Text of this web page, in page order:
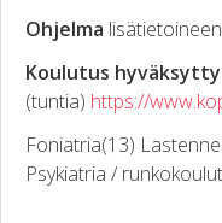
Ohjelma
Koulutus hyväksytty
(tuntia) https://
Foniatria(13)
Psykiatria /